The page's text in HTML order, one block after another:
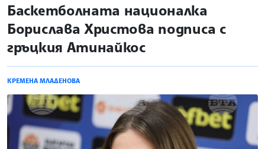
site.bta
Баскетболната националка
Борислава Христова подписа с
гръцкия Атинайкос
КРЕМЕНА МЛАДЕНОВА